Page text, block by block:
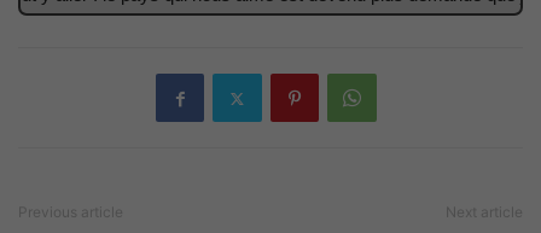
Previous article Next article